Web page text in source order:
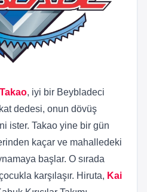
Takao, iyi bir Beybladeci
dedesi, onun dövüş
ister. Takao yine bir gün
kaçar ve mahalledeki
başlar. O sırada
karşılaşır. Hiruta, Kai